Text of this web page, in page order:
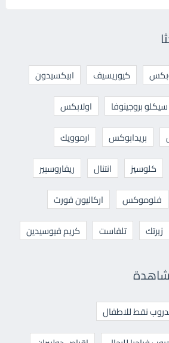
كيوريسيف
ابيكسيدون
سيكلو بروجينوفا
اولابكس
بريدابوكس
ارموويك
كلوسيز انتنال
ريفاروسبير
فلوموكس
اركاليون فورت
زيرتك تلفاست كريم فيوسيدين
نقط للاطفال